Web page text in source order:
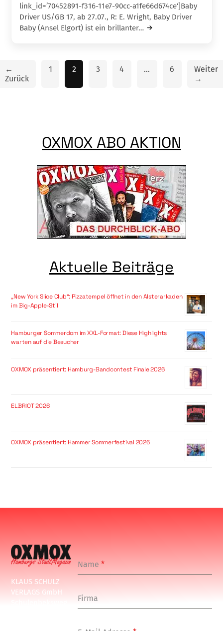
link_id=’70452891-f316-11e7-90cc-a1fe66d674ce‘]Baby
Driver US/GB 17, ab 27.07., R: E. Wright, Baby Driver
Baby (Ansel Elgort) ist ein brillanter…
←
Zurück
1 2 3 4 … 6
Weiter
→
OXMOX ABO AKTION
Aktuelle Beiträge
„New York Slice Club“: Pizzatempel öffnet in den Alsterarkaden
im Big-Apple-Stil
Hamburger Sommerdom im XXL-Format: Diese Highlights
warten auf die Besucher
OXMOX präsentiert: Hamburg-Bandcontest Finale 2026
ELBRIOT 2026
OXMOX präsentiert: Hammer Sommerfestival 2026
KLAUS SCHULZ
VERLAGS GmbH
Name*
Firma